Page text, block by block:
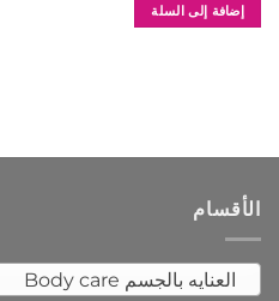
إضافة إلى السلة
الأقسام
العنايه بالجسم Body care